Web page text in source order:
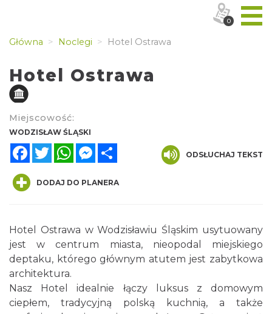
Główna Noclegi Hotel Ostrawa
Hotel Ostrawa
Miejscowość:
WODZISŁAW ŚLĄSKI
FacebookTwitterWhatsAppMessenger
ODSŁUCHAJ TEKST
DODAJ DO PLANERA
Hotel Ostrawa w Wodzisławiu Śląskim usytuowany
jest w centrum miasta, nieopodal miejskiego
deptaku, którego głównym atutem jest zabytkowa
architektura.
Nasz Hotel idealnie łączy luksus z domowym
ciepłem, tradycyjną polską kuchnią, a także
0